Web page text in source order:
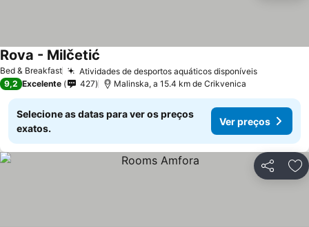
Bed & Breakfast Atividades de desportos aquáticos disponíveis
Rova - Milčetić
9,2 Excelente 427 Malinska, a 15.4 km de Crikvenica
Selecione as datas para ver os preços
exatos.
Ver preços
Partilhar